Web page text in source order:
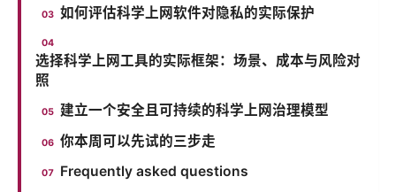
如何评估科学上网软件对隐私的实际保护
选择科学上网工具的实际框架：场景、成本与风险对
照
建立一个安全且可持续的科学上网治理模型
你本周可以先试的三步走
Frequently asked questions